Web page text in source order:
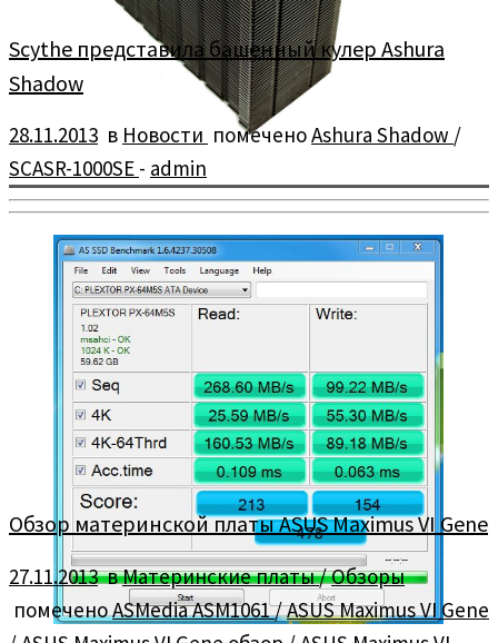
Компания Scythe вот уже 10 лет производит системы
охлаждения и к своему юбилею решила представить новый
высокоэффективный башенный […]
Scythe представила башенный кулер Ashura
Shadow
28.11.2013 в Новости помеченоAshura Shadow /
SCASR-1000SE - admin
Обзор материнской платы ASUS Maximus VI Gene
27.11.2013вМатеринские платы/Обзоры
помеченоASMedia ASM1061/ASUS Maximus VI Gene